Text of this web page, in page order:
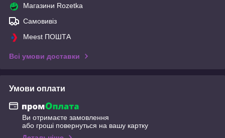
Магазини Rozetka
Самовивіз
Meest ПОШТА
Всі умови доставки
Умови оплати
Ви отримаєте замовлення
або гроші повернуться на вашу картку